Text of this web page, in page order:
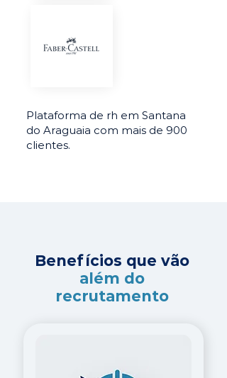
Plataforma de rh em Santana
do Araguaia com mais de 900
clientes.
Benefícios que vão
além do
recrutamento